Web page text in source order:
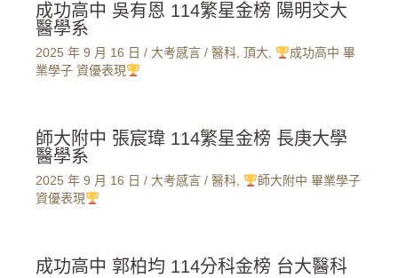
成功高中 吳有恩 114繁星金榜 陽明交大
醫學系
2025 年 9 月 16 日 / 大考感言 / 醫科, 頂大,
成功高中 畢
業學子 資優表現
師大附中 張宸瑋 114繁星金榜 長庚大學
醫學系
2025 年 9 月 16 日 / 大考感言 / 醫科,
師大附中 畢業學子
資優表現
成功高中 郭柏均 114分科金榜 台大醫科